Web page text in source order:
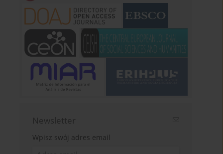
Newsletter
Wpisz swój adres email